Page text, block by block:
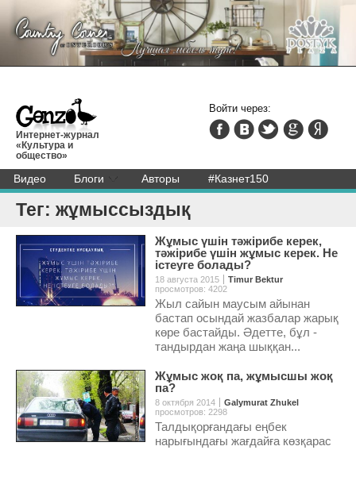
Интернет-журнал
«Культура и
общество»
Видео Блоги Авторы #Казнет150
Войти через:
Тег: жұмыссыздық
Жұмыс үшін тәжірибе керек,
тәжірибе үшін жұмыс керек. Не
істеуге болады?
18 августа 2015
Timur Bektur
просмотров: 4202
Жыл сайын маусым айынан
бастап осындай жазбалар жарық
көре бастайды. Әдетте, бұл -
тандырдан жаңа шыққан...
Жұмыс жоқ па, жұмысшы жоқ
па?
8 октября 2014
Galymurat Zhukel
просмотров: 2298
Талдықорғандағы еңбек
нарығындағы жағдайға көзқарас